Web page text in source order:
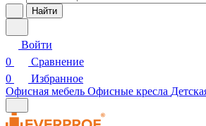
Найти
Войти
0
Сравнение
0
Избранное
Офисная мебель Офисные кресла